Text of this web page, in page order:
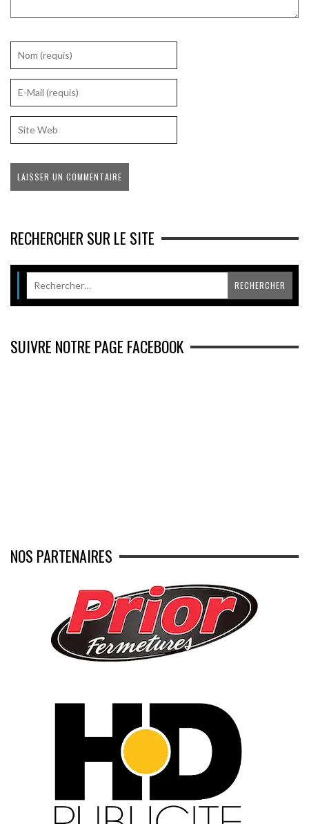
RECHERCHER SUR LE SITE
SUIVRE NOTRE PAGE FACEBOOK
NOS PARTENAIRES